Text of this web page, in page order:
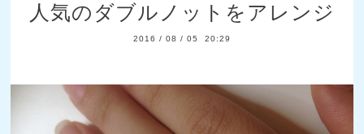
人気のダブルノットをアレンジ
2016 / 08 / 05 20:29